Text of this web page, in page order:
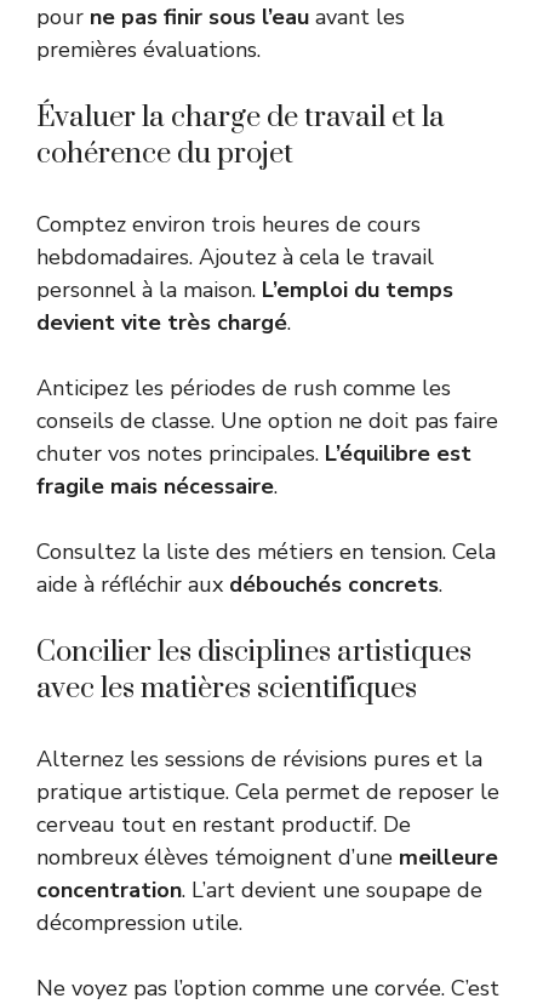
pour ne pas finir sous l’eau avant les
premières évaluations.
Évaluer la charge de travail et la
cohérence du projet
Comptez environ trois heures de cours
hebdomadaires. Ajoutez à cela le travail
personnel à la maison. L’emploi du temps
devient vite très chargé.
Anticipez les périodes de rush comme les
conseils de classe. Une option ne doit pas faire
chuter vos notes principales. L’équilibre est
fragile mais nécessaire.
Consultez la liste des métiers en tension. Cela
aide à réfléchir aux débouchés concrets.
Concilier les disciplines artistiques
avec les matières scientifiques
Alternez les sessions de révisions pures et la
pratique artistique. Cela permet de reposer le
cerveau tout en restant productif. De
nombreux élèves témoignent d’une meilleure
concentration. L’art devient une soupape de
décompression utile.
Ne voyez pas l’option comme une corvée. C’est